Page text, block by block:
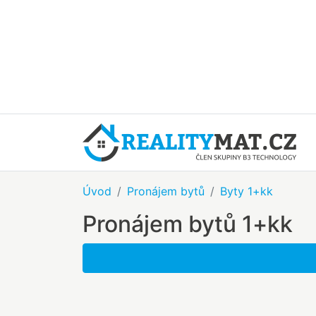
Úvod Pronájem bytů Byty 1+kk
Pronájem bytů 1+kk